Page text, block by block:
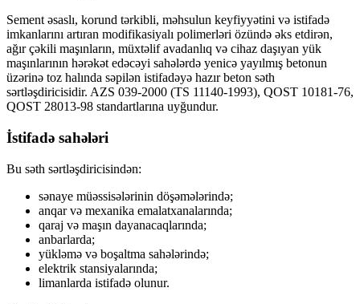
Sement əsaslı, korund tərkibli, məhsulun keyfiyyətini və istifadə
imkanlarını artıran modifikasiyalı polimerləri özündə əks etdirən,
ağır çəkili maşınların, müxtəlif avadanlıq və cihaz daşıyan yük
maşınlarının hərəkət edəcəyi sahələrdə yenicə yayılmış betonun
üzərinə toz halında səpilən istifadəyə hazır beton səth
sərtləşdiricisidir. AZS 039-2000 (TS 11140-1993), QOST 10181-76,
QOST 28013-98 standartlarına uyğundur.
İstifadə sahələri
Bu səth sərtləşdiricisindən:
sənaye müəssisələrinin döşəmələrində;
anqar və mexanika emalatxanalarında;
qaraj və maşın dayanacaqlarında;
anbarlarda;
yükləmə və boşaltma sahələrində;
elektrik stansiyalarında;
limanlarda istifadə olunur.